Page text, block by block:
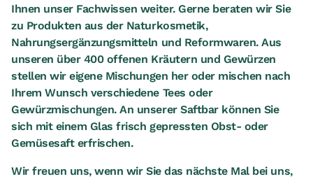
Ihnen unser Fachwissen weiter. Gerne beraten wir Sie
zu Produkten aus der Naturkosmetik,
Nahrungsergänzungsmitteln und Reformwaren. Aus
unseren über 400 offenen Kräutern und Gewürzen
stellen wir eigene Mischungen her oder mischen nach
Ihrem Wunsch verschiedene Tees oder
Gewürzmischungen. An unserer Saftbar können Sie
sich mit einem Glas frisch gepressten Obst- oder
Gemüsesaft erfrischen.
Wir freuen uns, wenn wir Sie das nächste Mal bei uns,